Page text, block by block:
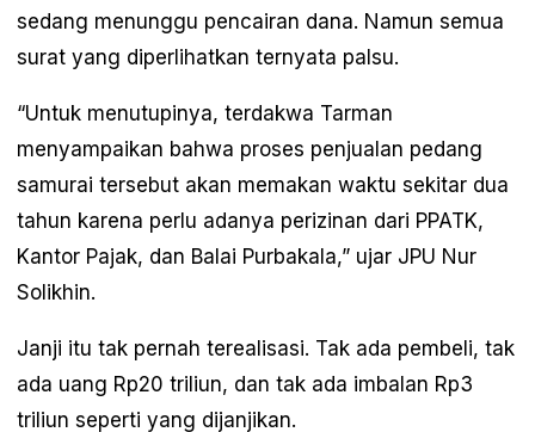
sedang menunggu pencairan dana. Namun semua
surat yang diperlihatkan ternyata palsu.
“Untuk menutupinya, terdakwa Tarman
menyampaikan bahwa proses penjualan pedang
samurai tersebut akan memakan waktu sekitar dua
tahun karena perlu adanya perizinan dari PPATK,
Kantor Pajak, dan Balai Purbakala,” ujar JPU Nur
Solikhin.
Janji itu tak pernah terealisasi. Tak ada pembeli, tak
ada uang Rp20 triliun, dan tak ada imbalan Rp3
triliun seperti yang dijanjikan.